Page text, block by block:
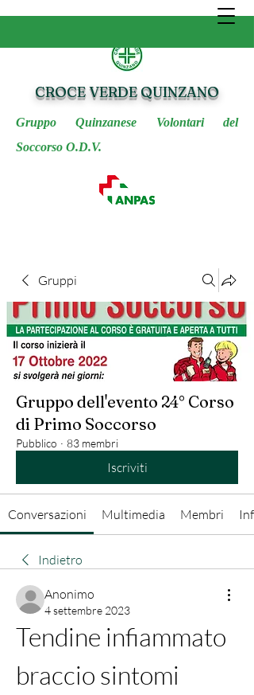
CROCE VERDE QUINZANO
Gruppo Quinzanese Volontari del
Soccorso O.D.V.
Gruppi
Gruppo dell'evento 24° Corso
di Primo Soccorso
Pubblico · 83 membri
Iscriviti
Conversazioni Multimedia Membri Info
Indietro
Anonimo
4 settembre 2023
Tendine infiammato
braccio sintomi